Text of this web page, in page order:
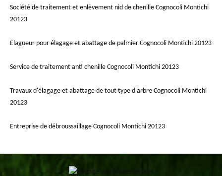
Société de traitement et enlèvement nid de chenille Cognocoli Montichi
20123
Elagueur pour élagage et abattage de palmier Cognocoli Montichi 20123
Service de traitement anti chenille Cognocoli Montichi 20123
Travaux d'élagage et abattage de tout type d'arbre Cognocoli Montichi
20123
Entreprise de débroussaillage Cognocoli Montichi 20123